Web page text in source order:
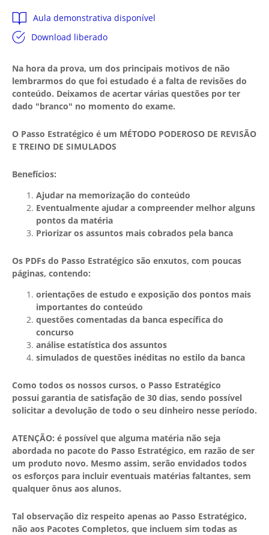
Aula demonstrativa disponível
Download liberado
Na hora da prova, um dos principais motivos de não
lembrarmos do que foi estudado é a falta de revisões do
conteúdo. Deixamos de acertar várias questões por ter
dado "branco" no momento do exame.
O Passo Estratégico é um MÉTODO PODEROSO DE REVISÃO
E TREINO DE SIMULADOS
Benefícios:
Ajudar na memorização do conteúdo
Eventualmente ajudar a compreender melhor alguns
pontos da matéria
Priorizar os assuntos mais cobrados pela banca
Os PDFs do Passo Estratégico são enxutos, com poucas
páginas, contendo:
orientações de estudo e exposição dos pontos mais
importantes do conteúdo
questões comentadas da banca específica do
concurso
análise estatística dos assuntos
simulados de questões inéditas no estilo da banca
Como todos os nossos cursos, o Passo Estratégico
possui garantia de satisfação de 30 dias, sendo possível
solicitar a devolução de todo o seu dinheiro nesse período.
ATENÇÃO: é possível que alguma matéria não seja
abordada no pacote do Passo Estratégico, em razão de ser
um produto novo. Mesmo assim, serão envidados todos
os esforços para incluir eventuais matérias faltantes, sem
qualquer ônus aos alunos.
Tal observação diz respeito apenas ao Passo Estratégico,
não aos Pacotes Completos, que incluem sim todas as